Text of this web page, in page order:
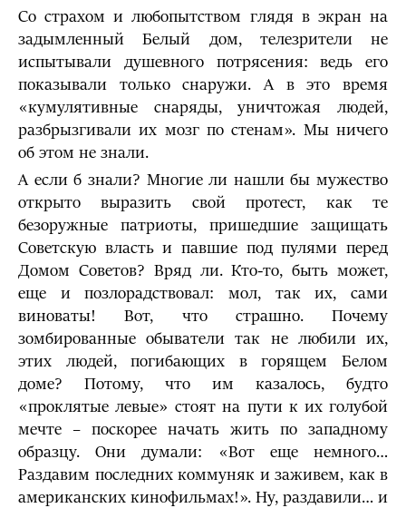
Со страхом и любопытством глядя в экран на
задымленный Белый дом, телезрители не
испытывали душевного потрясения: ведь его
показывали только снаружи. А в это время
«кумулятивные снаряды, уничтожая людей,
разбрызгивали их мозг по стенам». Мы ничего
об этом не знали.
А если б знали? Многие ли нашли бы мужество
открыто выразить свой протест, как те
безоружные патриоты, пришедшие защищать
Советскую власть и павшие под пулями перед
Домом Советов? Вряд ли. Кто-то, быть может,
еще и позлорадствовал: мол, так их, сами
виноваты! Вот, что страшно. Почему
зомбированные обыватели так не любили их,
этих людей, погибающих в горящем Белом
доме? Потому, что им казалось, будто
«проклятые левые» стоят на пути к их голубой
мечте – поскорее начать жить по западному
образцу. Они думали: «Вот еще немного…
Раздавим последних коммуняк и заживем, как в
американских кинофильмах!». Ну, раздавили… и